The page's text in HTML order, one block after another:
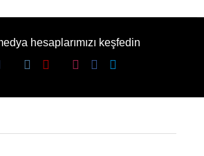
hesaplarımızı keşfedin